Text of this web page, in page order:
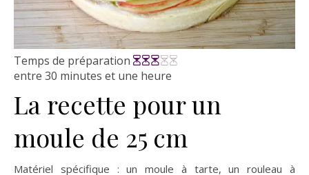
Temps de préparation
entre 30 minutes et une heure
La recette pour un
moule de 25 cm
Matériel spécifique : un moule à tarte, un rouleau à